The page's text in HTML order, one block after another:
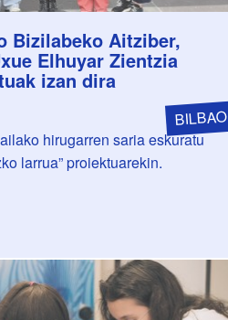
Bizilabeko Aitziber,
Elhuyar Zientzia
izan dira
BILBAO
hirugarren saria eskuratu
larrua” proiektuarekin.